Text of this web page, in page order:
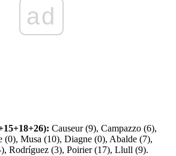
ad
Causeur (9), Campazzo (6),
(0), Musa (10), Diagne (0), Abalde (7),
Rodríguez (3), Poirier (17), Llull (9).